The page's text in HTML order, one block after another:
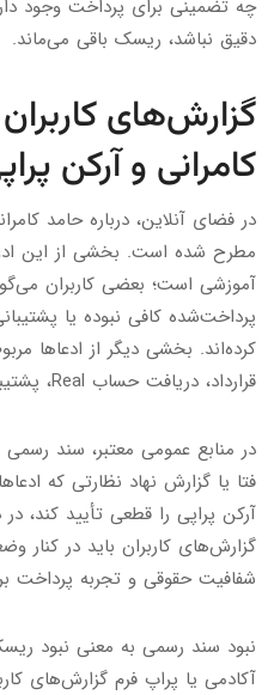
چه تضمینی برای پرداخت وجود
دقیق نباشد، ریسک باقی می‌ماند.
گزارش‌های
کامرانی و آرکن
در فضای آنلاین، درباره حامد
مطرح شده است. بخشی از این
آموزشی است؛ بعضی کاربران
پرداخت‌شده کافی نبوده یا
کرده‌اند. بخشی دیگر از ادعاها
قرارداد، دریافت حساب Real، پشتیبانی و برداشت سود است.
در منابع عمومی معتبر، سند
فتا یا گزارش نهاد نظارتی که
آرکن پراپی را قطعی تأیید کند،
گزارش‌های کاربران باید در کنار
شفافیت حقوقی و تجربه پرداخت
نبود سند رسمی به معنی نبود
آکادمی یا پراپ فرم گزارش‌های